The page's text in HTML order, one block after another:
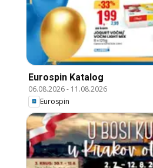
Eurospin Katalog
06.08.2026- 11.08.2026
Eurospin